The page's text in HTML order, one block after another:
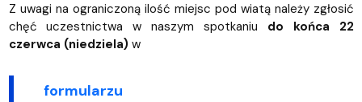
Z uwagi na ograniczoną ilość miejsc pod wiatą należy zgłosić
chęć uczestnictwa w naszym spotkaniu do końca 22
czerwca (niedziela) w
formularzu